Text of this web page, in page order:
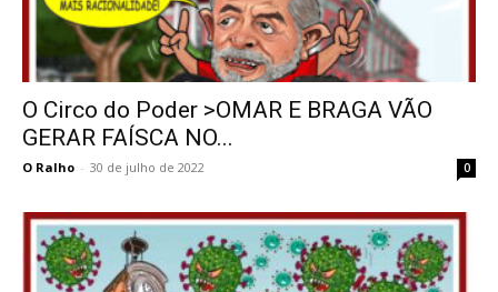
O Circo do Poder >OMAR E BRAGA VÃO
GERAR FAÍSCA NO...
O Ralho - 30 de julho de 2022 0